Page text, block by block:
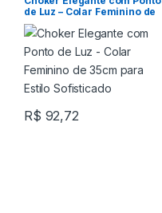
de Luz – Colar Feminino de
35cm para Estilo Sofisticado
R$ 92,72